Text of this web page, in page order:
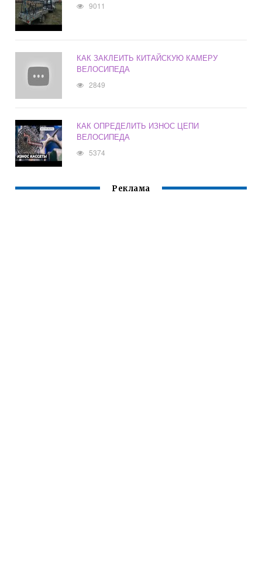
9011
КАК ЗАКЛЕИТЬ КИТАЙСКУЮ КАМЕРУ
ВЕЛОСИПЕДА
2849
КАК ОПРЕДЕЛИТЬ ИЗНОС ЦЕПИ
ВЕЛОСИПЕДА
5374
Реклама